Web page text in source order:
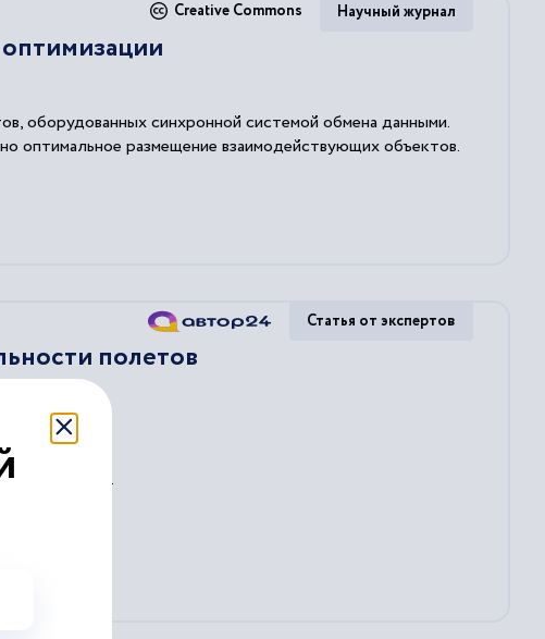
оборудованных синхронной системой обмена данными.
оптимальное размещение взаимодействующих объектов.
Creative Commons Научный журнал
полетов
из
...
Статья от экспертов